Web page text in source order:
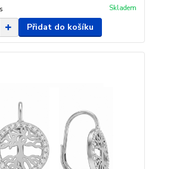
Skladem
Přidat do košíku